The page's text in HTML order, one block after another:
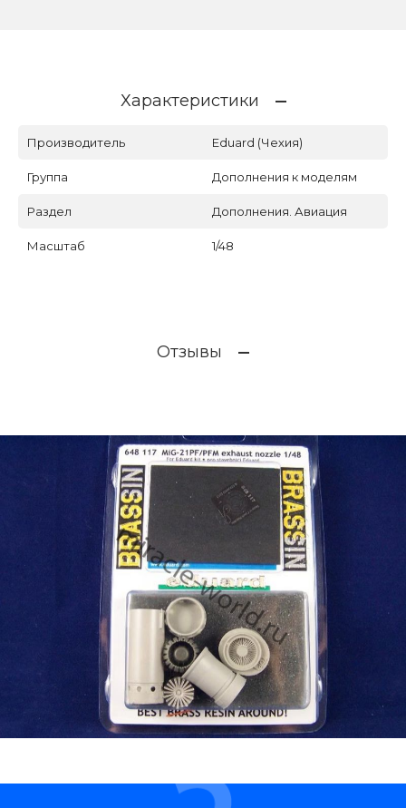
Характеристики
Производитель Eduard (Чехия)
Группа Дополнения к моделям
Раздел Дополнения. Авиация
Масштаб 1/48
Отзывы